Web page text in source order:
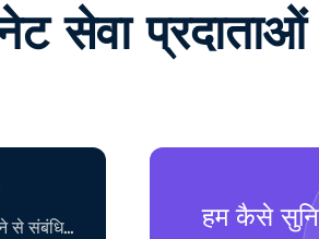
सेवा
आईएसपी के पास कुछ ऑनलाइन गतिविधि को प्रतिबंधित करने से संबंधित अलग-अलग नीतियां भी हैं। कुछ आईएसपी कुछ वेबसाइटों को ब्लॉक करते हैं, जो प्रॉक्सी उपयोगकर्ताओं के लिए एक बड़ी समस्या हो सकती है। सबसे सख्त नीतियों वाले लोग सोशल मीडिया प्लेटफ़ॉर्म, समाचार साइटों और बहुत कुछ तक पहुंच को अवरुद्ध करते हैं। विशिष्ट पोर्ट को ब्लॉक करना भी एक काफी लोकप्रिय अभ्यास है, जो उपयोगकर्ताओं द्वारा इंटरनेट तक पहुँचने और उसका उपयोग करने के तरीके को गंभीर रूप से सीमित करता है। हम कैसे